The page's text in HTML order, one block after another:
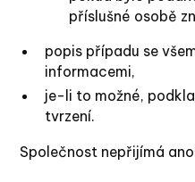
příslušné osobě
popis případu se
informacemi,
je-li to možné,
tvrzení.
Společnost nepřijímá